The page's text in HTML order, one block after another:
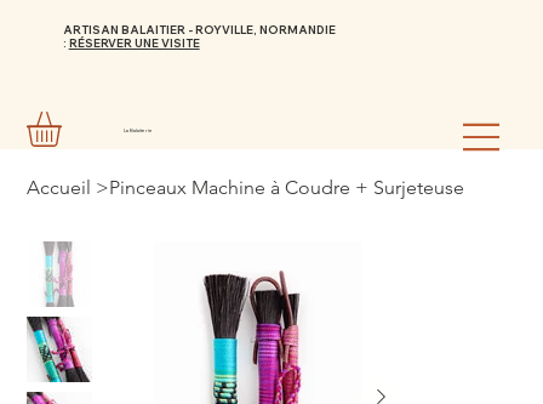
ARTISAN BALAITIER - ROYVILLE, NORMANDIE
: RÉSERVER UNE VISITE
La Balaiterie
Accueil >Pinceaux Machine à Coudre + Surjeteuse